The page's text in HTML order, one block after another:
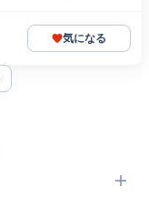
気になる